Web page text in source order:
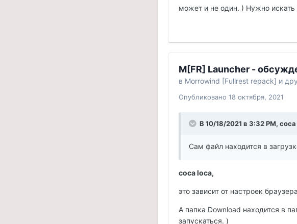
может и не один. ) Нужно искать
M[FR] Launcher -
в Morrowind [Fullrest repack] и
Опубликовано 18 октября, 2021
В 10/18/2021 в 3:32 PM,
Сам файл находится в
coca loca,
это зависит от настроек
А папка Download находится в
запускаться. )